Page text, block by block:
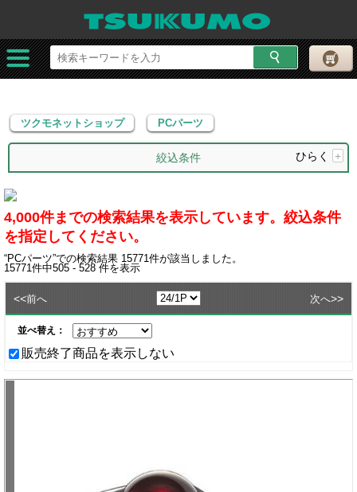
ツクモネットショップ PCパーツ
ツクモネットショップ PCパーツ
絞込条件 ひらく +
4,000件までの検索結果を表示しています。絞込条件
を指定してください。
“PCパーツ”での検索結果 15771件が該当しました。
15771件中505 - 528 件を表示
<<前へ 次へ>>
並べ替え：
販売終了商品を表示しない